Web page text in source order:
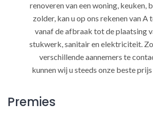
renoveren van een woning, keuken,
zolder, kan u op ons rekenen van A
vanaf de afbraak tot de plaatsing
stukwerk, sanitair en elektriciteit.
verschillende aannemers te
kunnen wij u steeds onze beste
Premies